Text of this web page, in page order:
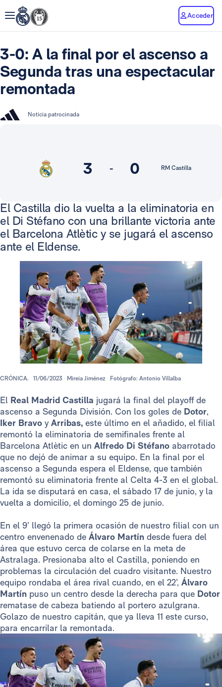
Acceder
3-0: A la final por el ascenso a
Segunda tras una espectacular
remontada
Noticia patrocinada
3 - 0 RM Castilla
El Castilla dio la vuelta a la eliminatoria en
el Di Stéfano con una brillante victoria ante
el Barcelona Atlètic y se jugará el ascenso
ante el Eldense.
CRÓNICA. 11/06/2023 Mireia Jiménez Fotógrafo: Antonio Villalba
El Real Madrid Castilla jugará la final del playoff de
ascenso a Segunda División. Con los goles de Dotor,
Iker Bravo yArribas, este último en el añadido, el filial
remontó la eliminatoria de semifinales frente al
Barcelona Atlètic en un Alfredo Di Stéfano abarrotado
que no dejó de animar a su equipo. En la final por el
ascenso a Segunda espera el Eldense, que también
remontó su eliminatoria frente al Celta 4-3 en el global.
La ida se disputará en casa, el sábado 17 de junio, y la
vuelta a domicilio, el domingo 25 de junio.
En el 9’ llegó la primera ocasión de nuestro filial con un
centro envenenado de Álvaro Martín desde fuera del
área que estuvo cerca de colarse en la meta de
Astralaga. Presionaba alto el Castilla, poniendo en
problemas la circulación del cuadro visitante. Nuestro
equipo rondaba el área rival cuando, en el 22’, Álvaro
Martín puso un centro desde la derecha para que Dotor
rematase de cabeza batiendo al portero azulgrana.
Golazo de nuestro capitán, que ya lleva 11 este curso,
para encarrilar la remontada.